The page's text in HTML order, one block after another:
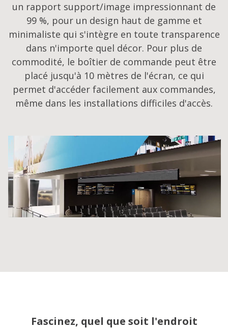
un rapport support/image impressionnant de
99 %, pour un design haut de gamme et
minimaliste qui s'intègre en toute transparence
dans n'importe quel décor. Pour plus de
commodité, le boîtier de commande peut être
placé jusqu'à 10 mètres de l'écran, ce qui
permet d'accéder facilement aux commandes,
même dans les installations difficiles d'accès.
Fascinez, quel que soit l'endroit